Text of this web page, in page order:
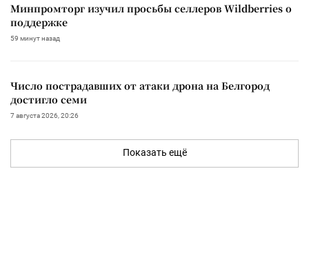
Минпромторг изучил просьбы селлеров Wildberries о
поддержке
59 минут назад
Число пострадавших от атаки дрона на Белгород
достигло семи
7 августа 2026, 20:26
Показать ещё